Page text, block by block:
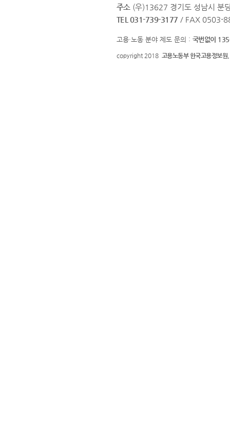
주소 (우)13627 경기도 성남시 분
TEL 031-739-3177 / FAX 0503-
고용·노동 분야 제도 문의 : 국번없이
copyright 2018 고용노동부 한국고용정보원.